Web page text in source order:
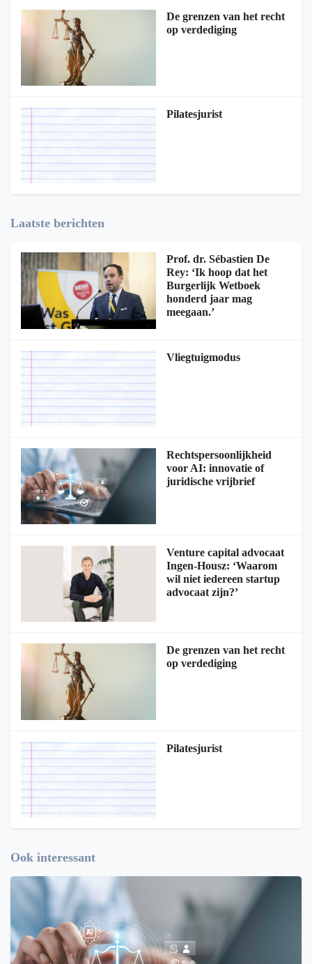
De grenzen van het recht
op verdediging
Pilatesjurist
Laatste berichten
Prof. dr. Sébastien De
Rey: ‘Ik hoop dat het
Burgerlijk Wetboek
honderd jaar mag
meegaan.’
Vliegtuigmodus
Rechtspersoonlijkheid
voor AI: innovatie of
juridische vrijbrief
Venture capital advocaat
Ingen-Housz: ‘Waarom
wil niet iedereen startup
advocaat zijn?’
De grenzen van het recht
op verdediging
Pilatesjurist
Ook interessant